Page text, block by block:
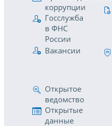
коррупции
Госслужба
в ФНС
России
Вакансии
Открытое
ведомство
Открытые
данные